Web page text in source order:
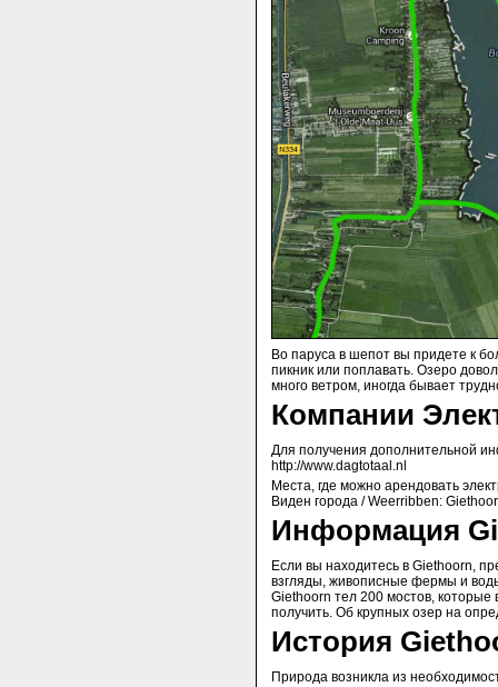
Во паруса в шепот вы придете к
пикник или поплавать. Озеро
много ветром, иногда бывает
Компании
Для получения дополнительной
http://www.dagtotaal.nl
Места, где можно арендовать
Виден города / Weerribben:
Информация
Если вы находитесь в Giethoorn,
взгляды, живописные фермы и
Giethoorn тел 200 мостов, которые
получить. Об крупных озер на
История
Природа возникла из